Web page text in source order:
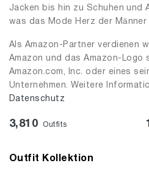
Jacken bis hin zu Schuhen und
was das Mode Herz der Männer
Als Amazon-Partner verdienen
Amazon und das Amazon-Logo
Amazon.com, Inc. oder eines
Unternehmen. Weitere
Datenschutz
3,810 Outfits
Outfit Kollektion